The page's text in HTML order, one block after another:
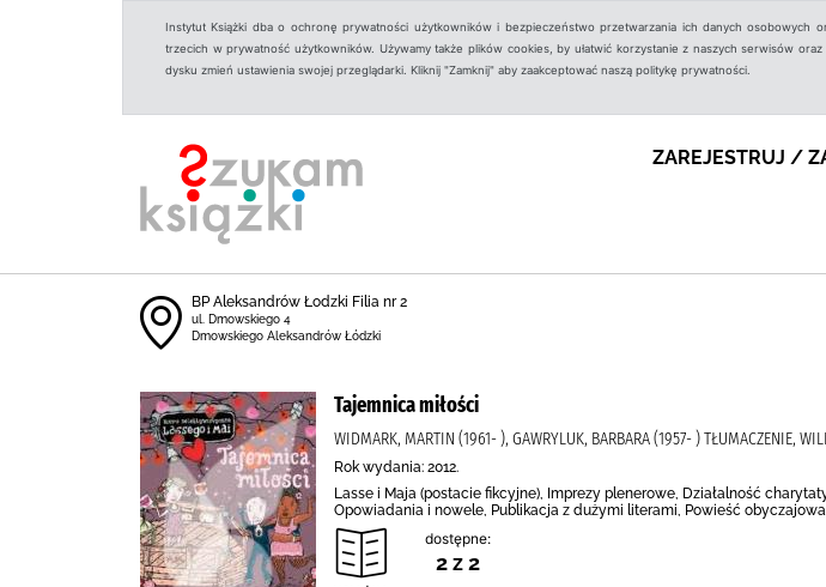
Instytut Książki dba o ochronę prywatności użytkowników i bezpieczeństwo przetwarzania ich danych osobowych
trzecich w prywatność użytkowników. Używamy także plików cookies, by ułatwić korzystanie z naszych serwisów
dysku zmień ustawienia swojej przeglądarki. Kliknij "Zamknij" aby zaakceptować naszą politykę prywatności.
ZAREJESTRUJ /
BP Aleksandrów Łodzki Filia nr 2
ul. Dmowskiego 4
Dmowskiego Aleksandrów Łódzki
Tajemnica miłości
WIDMARK, MARTIN (1961- ), GAWRYLUK, BARBARA (1957- ) TŁUMACZENIE,
Rok wydania: 2012.
Lasse i Maja (postacie fikcyjne), Imprezy plenerowe, Działalność
Opowiadania i nowele, Publikacja z dużymi literami, Powieść obyczajowa
dostępne:
2 z 2